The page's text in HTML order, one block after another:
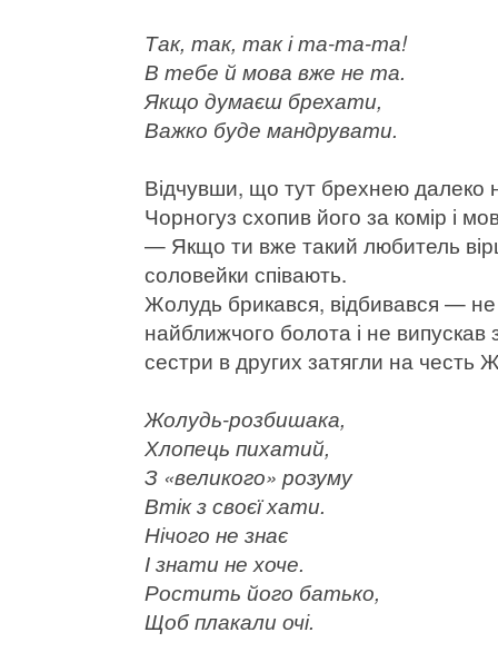
Так, так, так і та-та-та!
В тебе й мова вже не та.
Якщо думаєш брехати,
Важко буде мандрувати.
Відчувши, що тут брехнею далеко
Чорногуз схопив його за комір і
— Якщо ти вже такий любитель
соловейки співають.
Жолудь брикався, відбивався —
найближчого болота і не
сестри в других затягли на честь
Жолудь-розбишака,
Хлопець пихатий,
З «великого» розуму
Втік з своєї хати.
Нічого не знає
І знати не хоче.
Ростить його батько,
Щоб плакали очі.